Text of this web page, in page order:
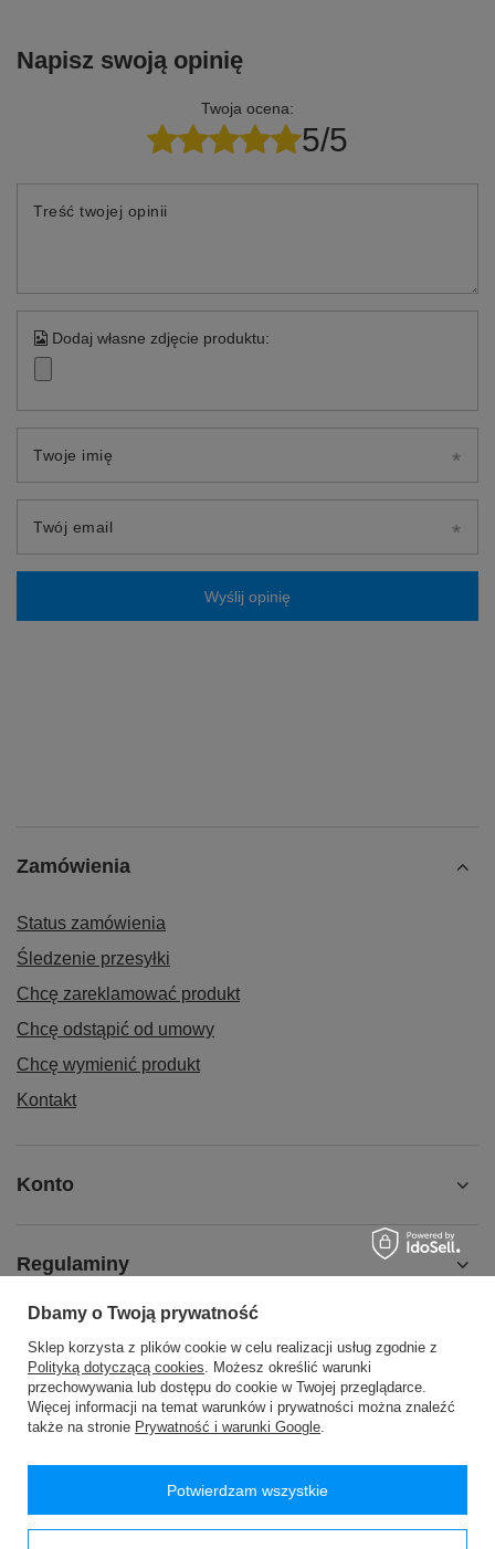
Napisz swoją opinię
Twoja ocena:
5/5
Treść twojej opinii
Dodaj własne zdjęcie produktu:
Twoje imię
Twój email
Wyślij opinię
Zamówienia
Status zamówienia
Śledzenie przesyłki
Chcę zareklamować produkt
Chcę odstąpić od umowy
Chcę wymienić produkt
Kontakt
Konto
Regulaminy
MOJE KONTO
48 24 2776200 handlowy@passan.com.pl
PASSAN Pasmanteria,WÓLKA WYSOKA 26,
Dbamy o Twoją prywatność
Sklep korzysta z plików cookie w celu realizacji usług zgodnie z
Polityką dotyczącą cookies. Możesz określić warunki
przechowywania lub dostępu do cookie w Twojej przeglądarce.
Więcej informacji na temat warunków i prywatności można znaleźć
także na stronie Prywatność i warunki Google.
Potwierdzam wszystkie